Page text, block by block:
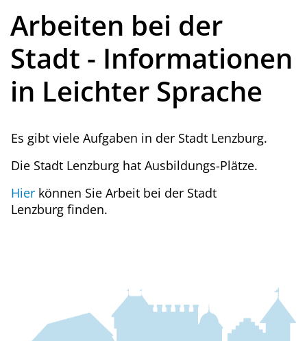
Arbeiten bei der
Stadt - Informationen
in Leichter Sprache
Es gibt viele Aufgaben in der Stadt Lenzburg.
Die Stadt Lenzburg hat Ausbildungs-Plätze.
Hier können Sie Arbeit bei der Stadt
Lenzburg finden.